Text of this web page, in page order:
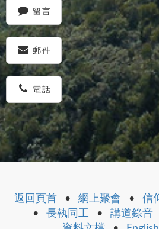
留言
郵件
電話
返回頁首 • 網上聚會 • 信
•
長執同工 • 講道錄音